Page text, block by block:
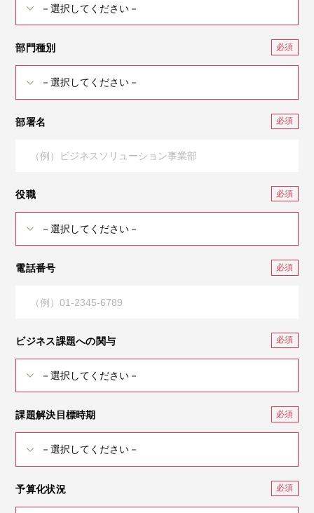
部門種別
部署名
役職
電話番号
ビジネス課題への関与
課題解決目標時期
予算化状況